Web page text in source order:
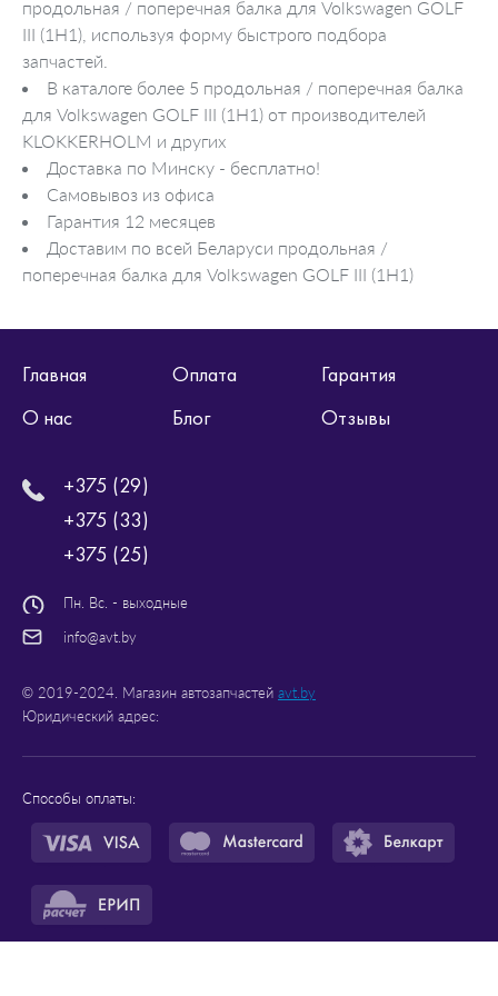
продольная / поперечная балка для Volkswagen GOLF
III (1H1), используя форму быстрого подбора
запчастей.
В каталоге более 5 продольная / поперечная балка
для Volkswagen GOLF III (1H1) от производителей
KLOKKERHOLM и других
Доставка по Минску - бесплатно!
Самовывоз из офиса
Гарантия 12 месяцев
Доставим по всей Беларуси продольная /
поперечная балка для Volkswagen GOLF III (1H1)
Главная Оплата
Гарантия
О нас
Блог Отзывы
+375 (29)
+375 (33)
+375 (25)
Пн. Вс. - выходные
info@avt.by
© 2019-2024. Магазин автозапчастей avt.by
Юридический адрес:
Способы оплаты: